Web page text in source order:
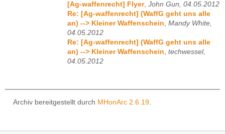
[Ag-waffenrecht] Flyer, John Gun, 04.05.2012
Re: [Ag-waffenrecht] (WaffG geht uns alle
an) --> Kleiner Waffenschein, Mandy White,
04.05.2012
Re: [Ag-waffenrecht] (WaffG geht uns alle
an) --> Kleiner Waffenschein, techwessel,
04.05.2012
Archiv bereitgestellt durch MHonArc 2.6.19.